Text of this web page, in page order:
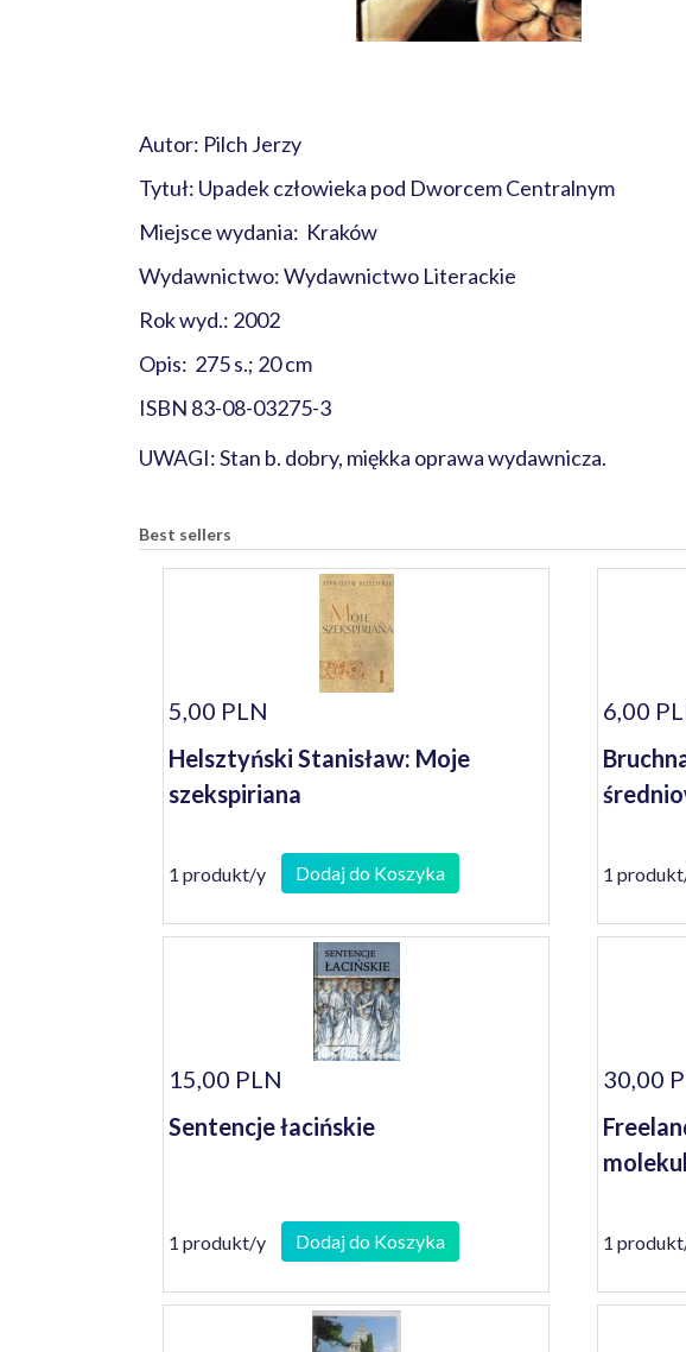
Autor: Pilch Jerzy
Tytuł: Upadek człowieka pod Dworcem Centralnym
Miejsce wydania: Kraków
Wydawnictwo: Wydawnictwo Literackie
Rok wyd.: 2002
Opis: 275 s.; 20 cm
ISBN 83-08-03275-3
UWAGI: Stan b. dobry, miękka oprawa wydawnicza.
Best sellers
5,00 PLN
Helsztyński Stanisław: Moje
szekspiriana
1 produkt/y Dodaj do Koszyka
6,00
1
15,00 PLN
Sentencje łacińskie
1 produkt/y Dodaj do Koszyka
30,00
1